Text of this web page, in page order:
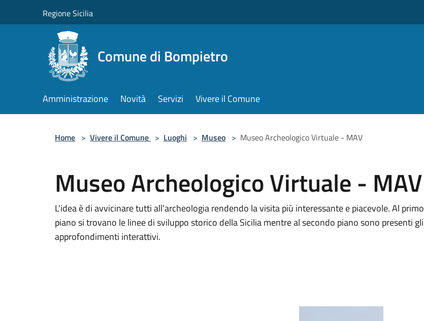
Regione Sicilia
Comune di Bompietro
Amministrazione Novità Servizi Vivere il Comune
Home > Vivere il Comune > Luoghi > Museo > Museo Archeologico Virtuale - MAV
Museo Archeologico Virtuale - MAV
L'idea è di avvicinare tutti all’archeologia rendendo la visita più interessante e piacevole. Al primo
piano si trovano le linee di sviluppo storico della Sicilia mentre al secondo piano sono presenti gli
approfondimenti interattivi.